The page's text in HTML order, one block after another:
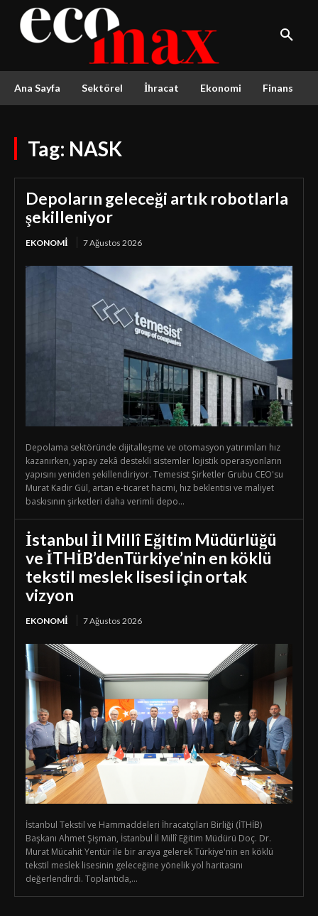
Ana Sayfa Sektörel İhracat Ekonomi Finans
Tag: NASK
Depoların geleceği artık robotlarla
şekilleniyor
EKONOMI 7 Ağustos 2026
Depolama sektöründe dijitalleşme ve otomasyon yatırımları hız
kazanırken, yapay zekâ destekli sistemler lojistik operasyonların
yapısını yeniden şekillendiriyor. Temesist Şirketler Grubu CEO'su
Murat Kadir Gül, artan e-ticaret hacmi, hız beklentisi ve maliyet
baskısının şirketleri daha verimli depo...
İstanbul İl Millî Eğitim Müdürlüğü
ve İTHİB’denTürkiye’nin en köklü
tekstil meslek lisesi için ortak
vizyon
EKONOMI 7 Ağustos 2026
İstanbul Tekstil ve Hammaddeleri İhracatçıları Birliği (İTHİB)
Başkanı Ahmet Şişman, İstanbul İl Millî Eğitim Müdürü Doç. Dr.
Murat Mücahit Yentür ile bir araya gelerek Türkiye'nin en köklü
tekstil meslek lisesinin geleceğine yönelik yol haritasını
değerlendirdi. Toplantıda,...